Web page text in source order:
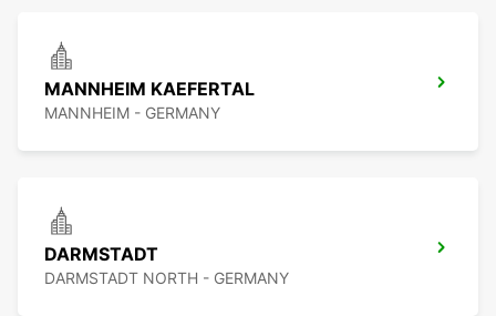
MANNHEIM KAEFERTAL
MANNHEIM - GERMANY
DARMSTADT
DARMSTADT NORTH - GERMANY